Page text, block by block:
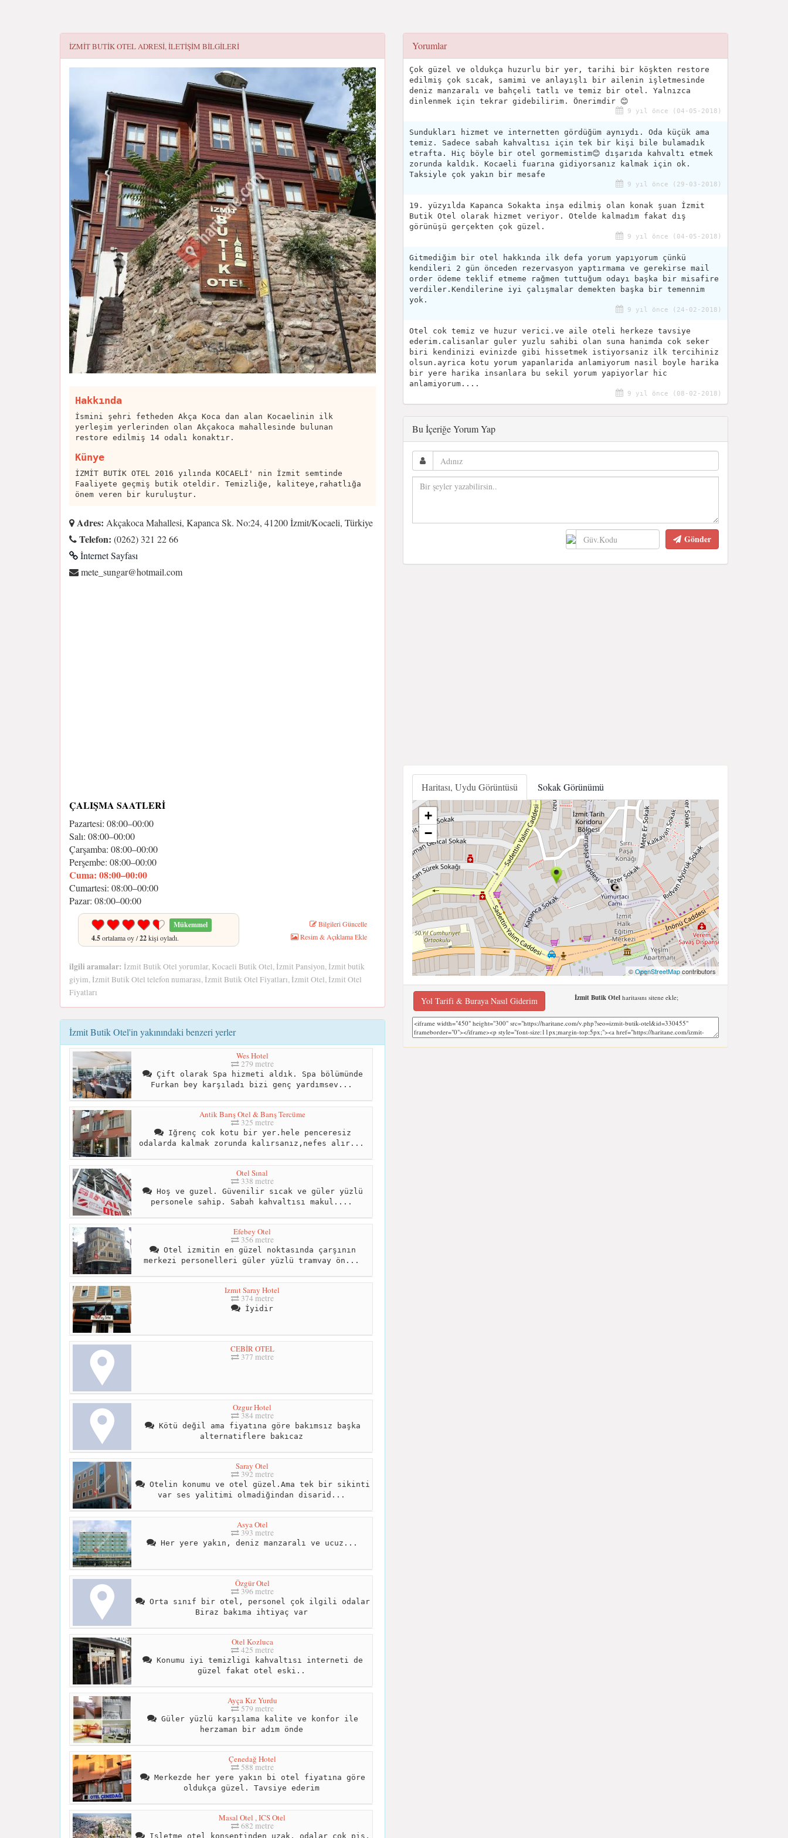
İZMIT BUTIK OTELADRESI, ILETIŞIM BILGILERI
Hakkında
İsmini şehri fetheden Akça Koca dan alan Kocaelinin ilk
yerleşim yerlerinden olan Akçakoca mahallesinde bulunan
restore edilmiş 14 odalı konaktır.
Künye
İZMİT BUTİK OTEL 2016 yılında KOCAELİ' nin İzmit semtinde
Faaliyete geçmiş butik oteldir. Temizliğe, kaliteye,rahatlığa
önem veren bir kuruluştur.
Adres: Akçakoca Mahallesi, Kapanca Sk. No:24, 41200 İzmit/Kocaeli, Türkiye
Telefon: (0262) 321 22 66
İnternet Sayfası
moc.liamtoh@ragnus_etem
ÇALIŞMA SAATLERI
Pazartesi: 08:00–00:00
Salı: 08:00–00:00
Çarşamba: 08:00–00:00
Perşembe: 08:00–00:00
Cuma: 08:00–00:00
Cumartesi: 08:00–00:00
Pazar: 08:00–00:00
Mükemmel
4.5ortalama oy /22kişi oyladı.
Bilgileri Güncelle
Resim & Açıklama Ekle
ilgili aramalar: İzmit Butik Otel yorumlar, Kocaeli Butik Otel, İzmit Pansiyon, İzmit butik
giyim, İzmit Butik Otel telefon numarası, İzmit Butik Otel Fiyatları, İzmit Otel, İzmit Otel
Fiyatları
İzmit Butik Otel'in yakınındaki benzeri yerler
Wes Hotel
279 metre
Çift olarak Spa hizmeti aldık. Spa bölümünde
Furkan bey karşıladı bizi genç yardımsev...
Antik Barış Otel & Barış Tercüme
325 metre
Iğrenç cok kotu bir yer.hele penceresiz
odalarda kalmak zorunda kalırsanız,nefes alır...
Otel Sınal
338 metre
Hoş ve guzel. Güvenilir sıcak ve güler yüzlü
personele sahip. Sabah kahvaltısı makul....
Efebey Otel
356 metre
Otel izmitin en güzel noktasında çarşının
merkezi personelleri güler yüzlü tramvay ön...
Izmıt Saray Hotel
374 metre
İyidir
CEBİR OTEL
377 metre
Ozgur Hotel
384 metre
Kötü değil ama fiyatına göre bakımsız başka
alternatiflere bakıcaz
Saray Otel
392 metre
Otelin konumu ve otel güzel.Ama tek bir sikinti
var ses yalitimi olmadiğindan disarid...
Asya Otel
393 metre
Her yere yakın, deniz manzaralı ve ucuz...
Özgür Otel
396 metre
Orta sınıf bir otel, personel çok ilgili odalar
Biraz bakıma ihtiyaç var
Otel Kozluca
425 metre
Konumu iyi temizligi kahvaltısı interneti de
güzel fakat otel eski..
Ayça Kız Yurdu
579 metre
Güler yüzlü karşılama kalite ve konfor ile
herzaman bir adım önde
Çenedağ Hotel
588 metre
Merkezde her yere yakın bi otel fiyatına göre
oldukça güzel. Tavsiye ederim
Masal Otel , ICS Otel
682 metre
Işletme otel konseptinden uzak, odalar cok pis,
Yorumlar
Çok güzel ve oldukça huzurlu bir yer, tarihi bir köşkten restore
edilmiş çok sıcak, samimi ve anlayışlı bir ailenin işletmesinde
deniz manzaralı ve bahçeli tatlı ve temiz bir otel. Yalnızca
dinlenmek için tekrar gidebilirim. Önerimdir 😊
9 yıl önce (04-05-2018)
Sundukları hizmet ve internetten gördüğüm aynıydı. Oda küçük ama
temiz. Sadece sabah kahvaltısı için tek bir kişi bile bulamadık
etrafta. Hiç böyle bir otel gormemistim😊 dışarıda kahvaltı etmek
zorunda kaldık. Kocaeli fuarına gidiyorsanız kalmak için ok.
Taksiyle çok yakın bir mesafe
9 yıl önce (29-03-2018)
19. yüzyılda Kapanca Sokakta inşa edilmiş olan konak şuan İzmit
Butik Otel olarak hizmet veriyor. Otelde kalmadım fakat dış
görünüşü gerçekten çok güzel.
9 yıl önce (04-05-2018)
Gitmediğim bir otel hakkında ilk defa yorum yapıyorum çünkü
kendileri 2 gün önceden rezervasyon yaptırmama ve gerekirse mail
order ödeme teklif etmeme rağmen tuttuğum odayı başka bir misafire
verdiler.Kendilerine iyi çalışmalar demekten başka bir temennim
yok.
9 yıl önce (24-02-2018)
Otel cok temiz ve huzur verici.ve aile oteli herkeze tavsiye
ederim.calisanlar guler yuzlu sahibi olan suna hanimda cok seker
biri kendinizi evinizde gibi hissetmek istiyorsaniz ilk tercihiniz
olsun.ayrica kotu yorum yapanlarida anlamiyorum nasil boyle harika
bir yere harika insanlara bu sekil yorum yapiyorlar hic
anlamiyorum....
9 yıl önce (08-02-2018)
Bu İçeriğe Yorum Yap
Gönder
Haritası, Uydu Görüntüsü Sokak Görünümü
+
−
©OpenStreetMapcontributors
Yol Tarifi & Buraya Nasıl Giderim İzmit Butik Otelharitasını sitene ekle;